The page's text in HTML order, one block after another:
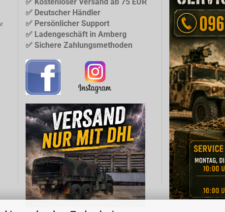
✅ Deutscher Händler
✅ Persönlicher Support
✅ Ladengeschäft in Amberg
✅ Sichere Zahlungsmethoden